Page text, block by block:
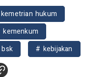
hukum
kemenkum
# kebijakan